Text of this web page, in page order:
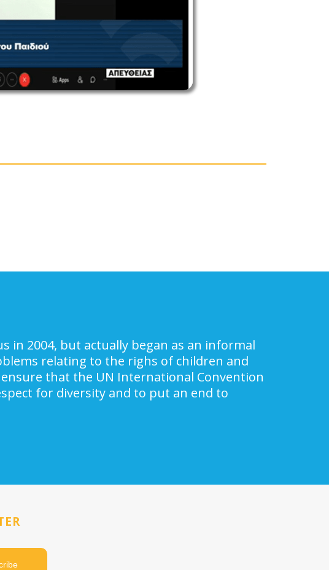
in 2004, but actually began as an informal
relating to the righs of children and
that the UN International Convention
for diversity and to put an end to